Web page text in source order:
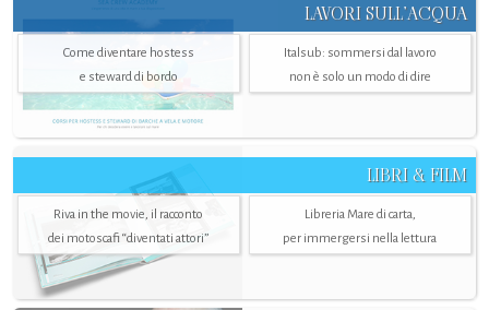
LAVORI SULL’ACQUA
Come diventare hostess
e steward di bordo
Italsub: sommersi dal lavoro
non è solo un modo di dire
LIBRI & FILM
Riva in the movie, il racconto
dei motoscafi “diventati attori”
Libreria Mare di carta,
per immergersi nella lettura